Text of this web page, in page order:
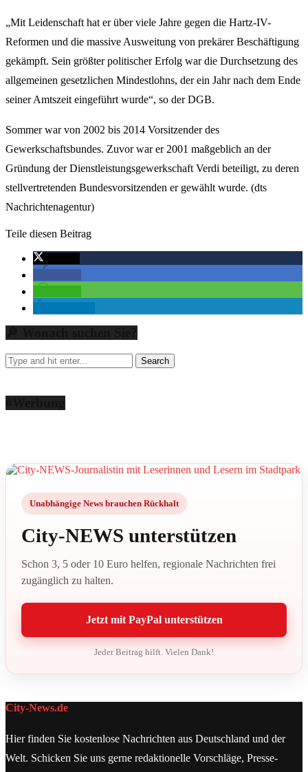
„Mit Leidenschaft hat er über viele Jahre gegen die Hartz-IV-
Reformen und die massive Ausweitung von prekärer Beschäftigung
gekämpft. Sein größter politischer Erfolg war die Durchsetzung des
allgemeinen gesetzlichen Mindestlohns, der ein Jahr nach dem Ende
seiner Amtszeit eingeführt wurde“, so der DGB.
Sommer war von 2002 bis 2014 Vorsitzender des
Gewerkschaftsbundes. Zuvor war er 2001 maßgeblich an der
Gründung der Dienstleistungsgewerkschaft Verdi beteiligt, zu deren
stellvertretenden Bundesvorsitzenden er gewählt wurde. (dts
Nachrichtenagentur)
Teile diesen Beitrag
Unabhängige News brauchen Rückhalt
City-NEWS unterstützen
Schon 3, 5 oder 10 Euro helfen, regionale Nachrichten frei
zugänglich zu halten.
Jetzt mit PayPal unterstützen
Jeder Beitrag hilft. Vielen Dank!
City-News.de
Hier finden Sie kostenlose Nachrichten aus Deutschland und der
Welt. Schicken Sie uns gerne redaktionelle Vorschläge, Presse-